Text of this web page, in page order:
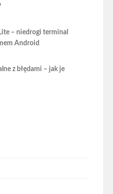
– niedrogi terminal
Android
z błędami – jak je